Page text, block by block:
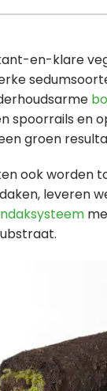
en-klare
spoorrails en
groen
ook worden
leveren